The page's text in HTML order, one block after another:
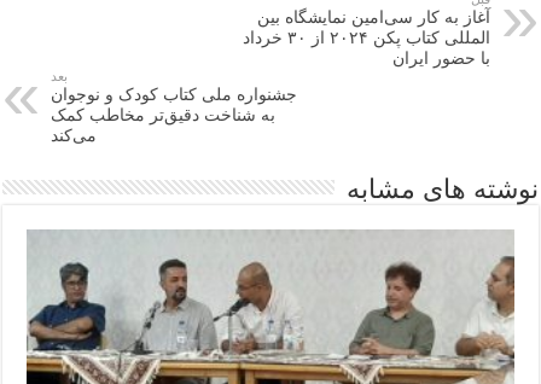
آغاز به کار سی‌امین نمایشگاه بین
المللی کتاب پکن ۲۰۲۴ از ۳۰ خرداد
با حضور ایران
بعد
جشنواره ملی کتاب کودک و نوجوان
به شناخت دقیق‌تر مخاطب کمک
می‌کند
نوشته های مشابه